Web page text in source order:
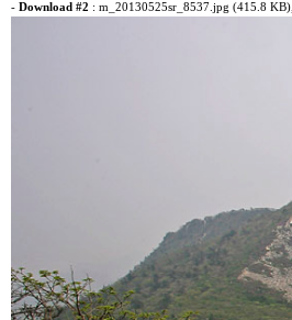
- Download #2 : m_20130525sr_8537.jpg (415.8 KB)